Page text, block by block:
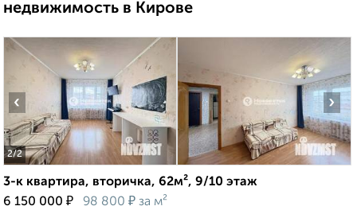
недвижимость в Кирове
2/2
‹ ›
3-к квартира, вторичка, 62м², 9/10 этаж
6 150 000 ₽ 98 800 ₽ за м²